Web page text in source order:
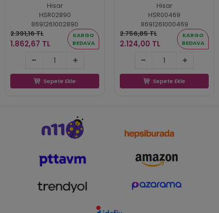
Hisar
HSR02890
8691261002890
2.391,16 TL
1.862,67 TL
KARGO
BEDAVA
1.862,67 TL
Sepete Ekle
Hisar
HSR00469
8691261000469
2.756,85 TL
2.124,00 TL
KARGO
BEDAVA
2.124,00 TL
Sepete Ekle